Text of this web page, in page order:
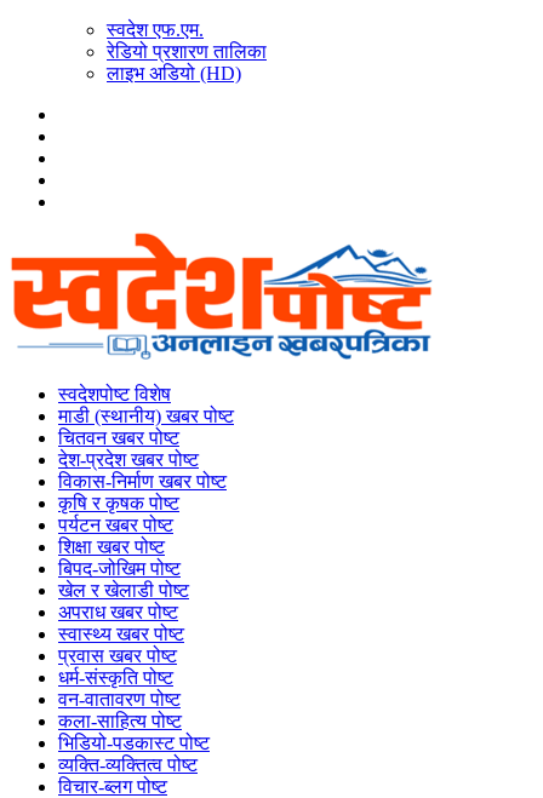
स्वदेश एफ.एम.
रेडियो प्रशारण तालिका
लाइभ अडियो (HD)
स्वदेशपोष्ट विशेष
माडी (स्थानीय) खबर पोष्ट
चितवन खबर पोष्ट
देश-प्रदेश खबर पोष्ट
विकास-निर्माण खबर पोष्ट
कृषि र कृषक पोष्ट
पर्यटन खबर पोष्ट
शिक्षा खबर पोष्ट
बिपद-जोखिम पोष्ट
खेल र खेलाडी पोष्ट
अपराध खबर पोष्ट
स्वास्थ्य खबर पोष्ट
प्रवास खबर पोष्ट
धर्म-संस्कृति पोष्ट
वन-वातावरण पोष्ट
कला-साहित्य पोष्ट
भिडियो-पडकास्ट पोष्ट
व्यक्ति-व्यक्तित्व पोष्ट
विचार-ब्लग पोष्ट